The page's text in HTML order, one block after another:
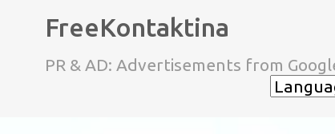
FreeKontaktina
PR & AD: Advertisements from